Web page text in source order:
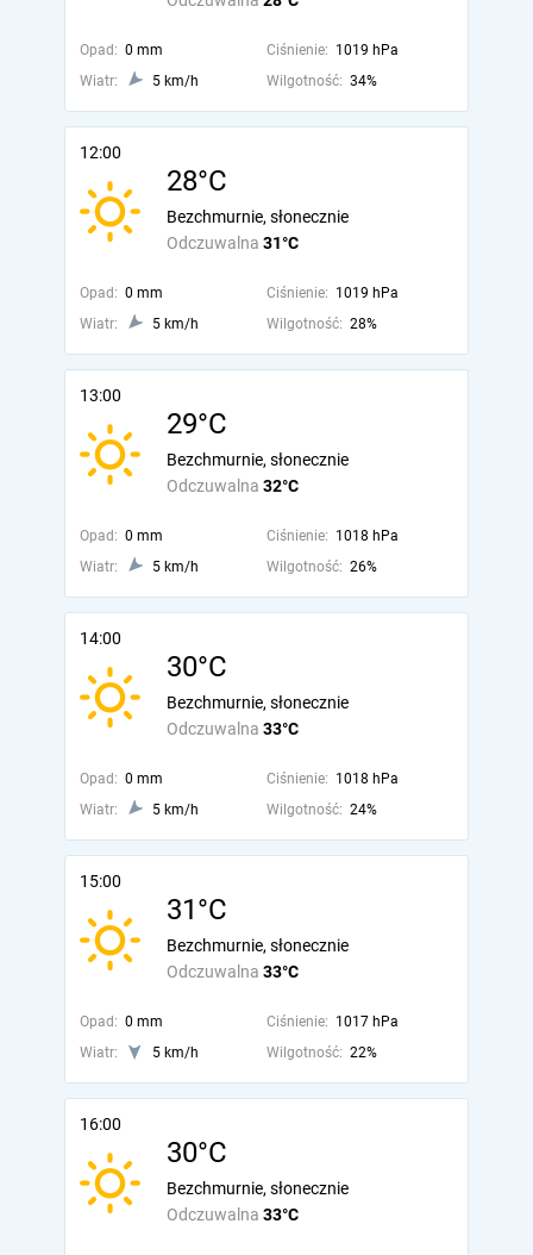
Opad: 0 mm Ciśnienie: 1019 hPa
Wiatr:
5 km/h Wilgotność: 34%
12:00
28°C
Odczuwalna 31°C
Bezchmurnie, słonecznie
Opad: 0 mm Ciśnienie: 1019 hPa
Wiatr:
5 km/h Wilgotność: 28%
13:00
29°C
Odczuwalna 32°C
Bezchmurnie, słonecznie
Opad: 0 mm Ciśnienie: 1018 hPa
Wiatr:
5 km/h Wilgotność: 26%
14:00
30°C
Odczuwalna 33°C
Bezchmurnie, słonecznie
Opad: 0 mm Ciśnienie: 1018 hPa
Wiatr:
5 km/h Wilgotność: 24%
15:00
31°C
Odczuwalna 33°C
Bezchmurnie, słonecznie
Opad: 0 mm Ciśnienie: 1017 hPa
Wiatr:
5 km/h Wilgotność: 22%
16:00
30°C
Odczuwalna 33°C
Bezchmurnie, słonecznie